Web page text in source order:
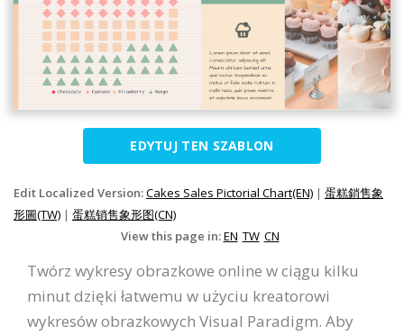
EDYTUJ TEN SZABLON
Edit Localized Version:Cakes Sales Pictorial Chart(EN) | 蛋糕銷售象
形圖(TW) | 蛋糕销售象形图(CN)
View this page in:EN TW CN
Twórz wykresy obrazkowe online w ciągu kilku
minut dzięki łatwemu w użyciu kreatorowi
wykresów obrazkowych Visual Paradigm. Aby